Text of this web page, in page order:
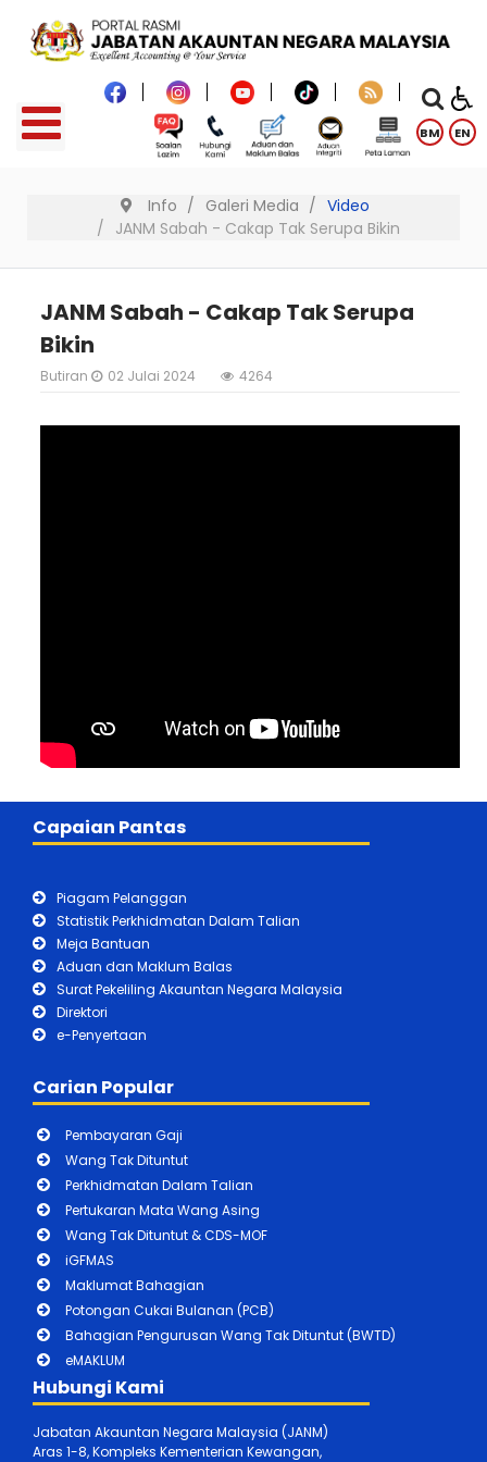
BM EN
Info Galeri Media
Video
JANM Sabah - Cakap Tak Serupa Bikin
JANM Sabah - Cakap Tak Serupa
Bikin
Butiran 02 Julai 2024 4264
Capaian Pantas
Piagam Pelanggan
Statistik Perkhidmatan Dalam Talian
Meja Bantuan
Aduan dan Maklum Balas
Surat Pekeliling Akauntan Negara Malaysia
Direktori
e-Penyertaan
Carian Popular
Pembayaran Gaji
Wang Tak Dituntut
Perkhidmatan Dalam Talian
Pertukaran Mata Wang Asing
Wang Tak Dituntut & CDS-MOF
iGFMAS
Maklumat Bahagian
Potongan Cukai Bulanan (PCB)
Bahagian Pengurusan Wang Tak Dituntut (BWTD)
eMAKLUM
Hubungi Kami
Jabatan Akauntan Negara Malaysia (JANM)
Aras 1-8, Kompleks Kementerian Kewangan,